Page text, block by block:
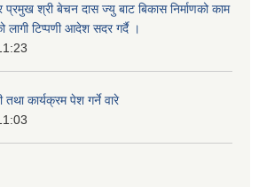
प्रमुख श्री बेचन दास ज्यु बाट बिकास निर्माणको काम
टिप्पणी आदेश सदर गर्दै ।
तथा कार्यक्रम पेश गर्ने वारे